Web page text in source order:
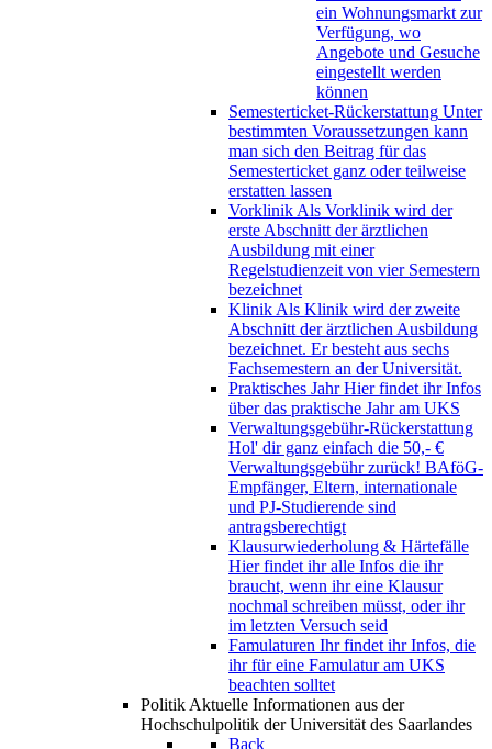
ein Wohnungsmarkt zur
Verfügung, wo
Angebote und Gesuche
eingestellt werden
können
Semesterticket-Rückerstattung Unter
bestimmten Voraussetzungen kann
man sich den Beitrag für das
Semesterticket ganz oder teilweise
erstatten lassen
VorklinikAls Vorklinik wird der
erste Abschnitt der ärztlichen
Ausbildung mit einer
Regelstudienzeit von vier Semestern
bezeichnet
KlinikAls Klinik wird der zweite
Abschnitt der ärztlichen Ausbildung
bezeichnet. Er besteht aus sechs
Fachsemestern an der Universität.
Praktisches Jahr Hier findet ihr Infos
über das praktische Jahr am UKS
Verwaltungsgebühr-Rückerstattung
Hol' dir ganz einfach die 50,- €
Verwaltungsgebühr zurück! BAföG-
Empfänger, Eltern, internationale
und PJ-Studierende sind
antragsberechtigt
Klausurwiederholung & Härtefälle
Hier findet ihr alle Infos die ihr
braucht, wenn ihr eine Klausur
nochmal schreiben müsst, oder ihr
im letzten Versuch seid
Famulaturen Ihr findet ihr Infos, die
ihr für eine Famulatur am UKS
beachten solltet
PolitikAktuelle Informationen aus der
Hochschulpolitik der Universität des Saarlandes
Back